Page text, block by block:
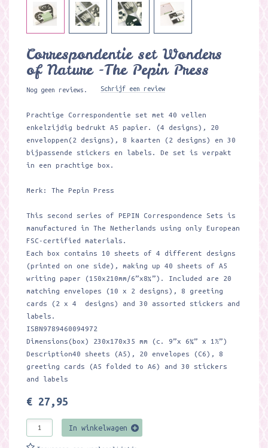
Correspondentie set Wonders
of Nature -The Pepin Press
Nog geen reviews. Schrijf een review
Prachtige Correspondentie set met 40 vellen
enkelzijdig bedrukt A5 papier. (4 designs), 20
enveloppen(2 designs), 8 kaarten (2 designs) en 30
bijpassende stickers en labels. De set is verpakt
in een prachtige box.
Merk: The Pepin Press
This second series of PEPIN Correspondence Sets is
manufactured in The Netherlands using only European
FSC-certified materials.
Each box contains 10 sheets of 4 different designs
(printed on one side), making up 40 sheets of A5
writing paper (150x210mm/6”x8¼”). Included are 20
matching envelopes (10 x 2 designs), 8 greeting
cards (2 x 4 designs) and 30 assorted stickers and
labels.
ISBN9789460094972
Dimensions(box) 230x170x35 mm (c. 9”x 6¾” x 1½”)
Description40 sheets (A5), 20 envelopes (C6), 8
greeting cards (A5 folded to A6) and 30 stickers
and labels
€ 27,95
In winkelwagen